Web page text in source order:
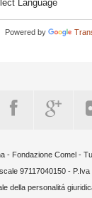
Powered by
- Fondazione Comel -
97117040150 - P.Iva
della personalitá